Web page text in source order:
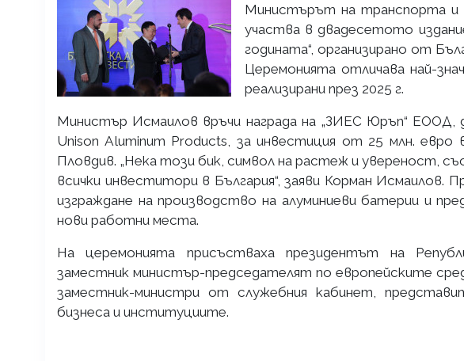
Министърът на транспорта и
участва в двадесетото
годината“, организирано от
Церемонията отличава най-
реализирани през 2025 г.
Министър Исмаилов връчи награда на „ЗИЕС Юръп“ ЕООД,
Unison Aluminum Products, за инвестиция от 25 млн. евро в
Пловдив. „Нека този бик, символ на растеж и увереност,
всички инвеститори в България“, заяви Корман Исмаилов.
изграждане на производство на алуминиеви батерии и
нови работни места.
На церемонията присъстваха президентът на
заместник министър-председателят по европейските
заместник-министри от служебния кабинет,
бизнеса и институциите.